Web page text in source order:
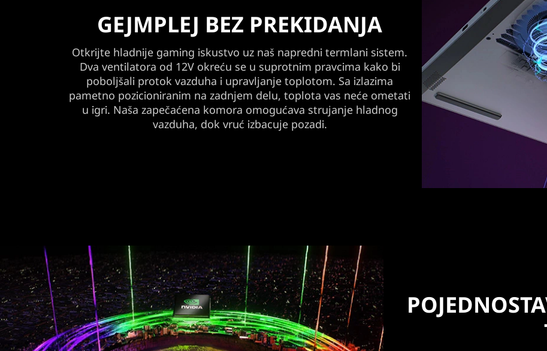
GEJMPLEJ BEZ PREKIDANJA
Otkrijte hladnije gaming iskustvo uz naš napredni termlani sistem.
Dva ventilatora od 12V okreću se u suprotnim pravcima kako bi
poboljšali protok vazduha i upravljanje toplotom. Sa izlazima
pametno pozicioniranim na zadnjem delu, toplota vas neće ometati
u igri. Naša zapečaćena komora omogućava strujanje hladnog
vazduha, dok vruć izbacuje pozadi.